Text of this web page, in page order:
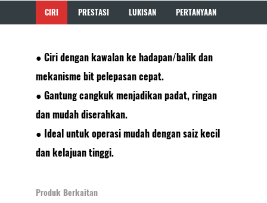
CIRI PRESTASI LUKISAN PERTANYAAN
● Ciri dengan kawalan ke hadapan/balik dan
mekanisme bit pelepasan cepat.
● Gantung cangkuk menjadikan padat, ringan
dan mudah diserahkan.
● Ideal untuk operasi mudah dengan saiz kecil
dan kelajuan tinggi.
Produk Berkaitan